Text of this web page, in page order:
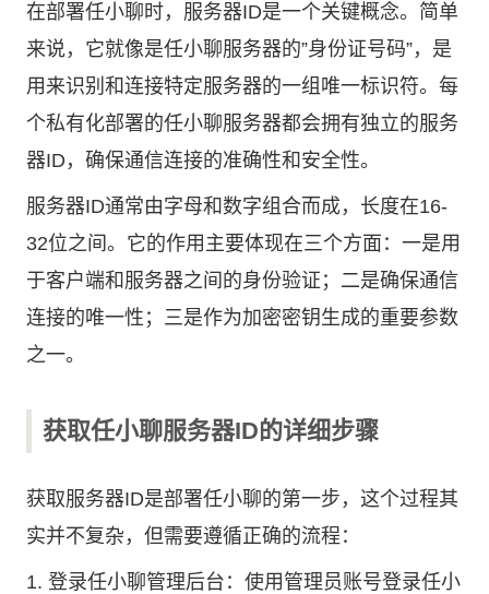
在部署任小聊时，服务器ID是一个关键概念。简单
来说，它就像是任小聊服务器的”身份证号码”，是
用来识别和连接特定服务器的一组唯一标识符。每
个私有化部署的任小聊服务器都会拥有独立的服务
器ID，确保通信连接的准确性和安全性。
服务器ID通常由字母和数字组合而成，长度在16-
32位之间。它的作用主要体现在三个方面：一是用
于客户端和服务器之间的身份验证；二是确保通信
连接的唯一性；三是作为加密密钥生成的重要参数
之一。
获取任小聊服务器ID的详细步骤
获取服务器ID是部署任小聊的第一步，这个过程其
实并不复杂，但需要遵循正确的流程：
1. 登录任小聊管理后台：使用管理员账号登录任小